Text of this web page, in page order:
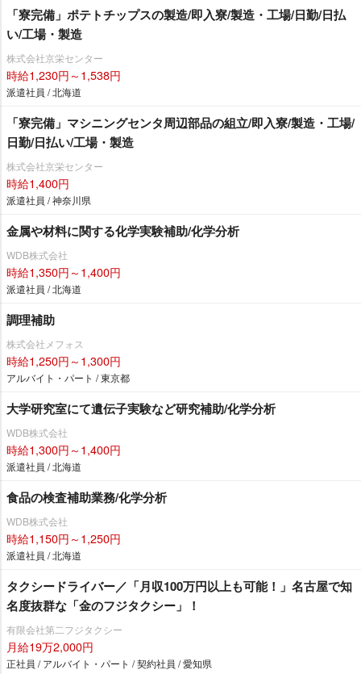
「寮完備」ポテトチップスの製造/即入寮/製造・工場/日勤/日払
い/工場・製造
株式会社京栄センター
時給1,230円～1,538円
派遣社員 / 北海道
「寮完備」マシニングセンタ周辺部品の組立/即入寮/製造・工場/
日勤/日払い/工場・製造
株式会社京栄センター
時給1,400円
派遣社員 / 神奈川県
金属や材料に関する化学実験補助/化学分析
WDB株式会社
時給1,350円～1,400円
派遣社員 / 北海道
調理補助
株式会社メフォス
時給1,250円～1,300円
アルバイト・パート / 東京都
大学研究室にて遺伝子実験など研究補助/化学分析
WDB株式会社
時給1,300円～1,400円
派遣社員 / 北海道
食品の検査補助業務/化学分析
WDB株式会社
時給1,150円～1,250円
派遣社員 / 北海道
タクシードライバー／「月収100万円以上も可能！」名古屋で知
名度抜群な「金のフジタクシー」！
有限会社第二フジタクシー
月給19万2,000円
正社員 / アルバイト・パート / 契約社員 / 愛知県